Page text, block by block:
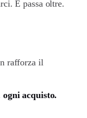
E passa oltre.
rafforza il
acquisto.